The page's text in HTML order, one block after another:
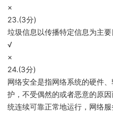
×
23.(3分)
垃圾信息以传播特定信息为主要
√
×
24.(3分)
网络安全是指网络系统的硬件
护，不受偶然的或者恶意的原
统连续可靠正常地运行，网络服